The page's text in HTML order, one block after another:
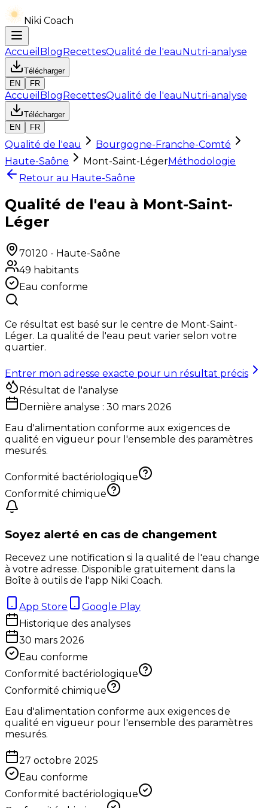
Niki Coach
Accueil BlogRecettesQualité de l'eauNutri-analyse
Télécharger
EN
FR
Accueil BlogRecettesQualité de l'eauNutri-analyse
Télécharger
EN
FR
Qualité de l'eau
Bourgogne-Franche-Comté
Haute-Saône
Mont-Saint-LégerMéthodologie
Retour au Haute-Saône
Qualité de l'eau à Mont-Saint-
Léger
70120 - Haute-Saône
49 habitants
Eau conforme
Ce résultat est basé sur le centre de Mont-Saint-
Léger. La qualité de l'eau peut varier selon votre
quartier.
Entrer mon adresse exacte pour un résultat précis
Résultat de l'analyse
Dernière analyse : 30 mars 2026
Eau d'alimentation conforme aux exigences de
qualité en vigueur pour l'ensemble des paramètres
mesurés.
Conformité bactériologique
Conformité chimique
Soyez alerté en cas de changement
Recevez une notification si la qualité de l'eau change
à votre adresse. Disponible gratuitement dans la
Boîte à outils de l'app Niki Coach.
App Store
Google Play
Historique des analyses
30 mars 2026
Eau conforme
Conformité bactériologique
Conformité chimique
Eau d'alimentation conforme aux exigences de
qualité en vigueur pour l'ensemble des paramètres
mesurés.
27 octobre 2025
Eau conforme
Conformité bactériologique